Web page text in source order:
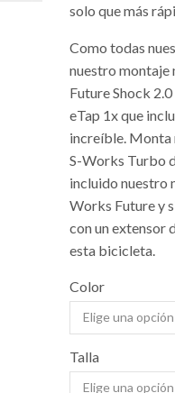
solo que más
Como todas
nuestro montaje
Future Shock
eTap 1x que
increíble. Monta
S-Works Turbo
incluido nuestro
Works Future y
con un extensor
esta bicicleta.
Color
Talla